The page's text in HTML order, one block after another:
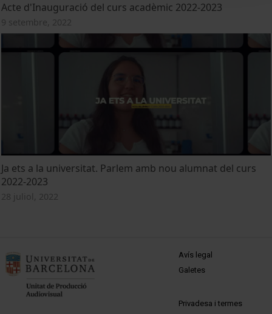
Acte d'Inauguració del curs acadèmic 2022-2023
9 setembre, 2022
Ja ets a la universitat. Parlem amb nou alumnat del curs
2022-2023
28 juliol, 2022
MENÚ PEU 1
Avís legal
Galetes
PEU 2
Privadesa i termes